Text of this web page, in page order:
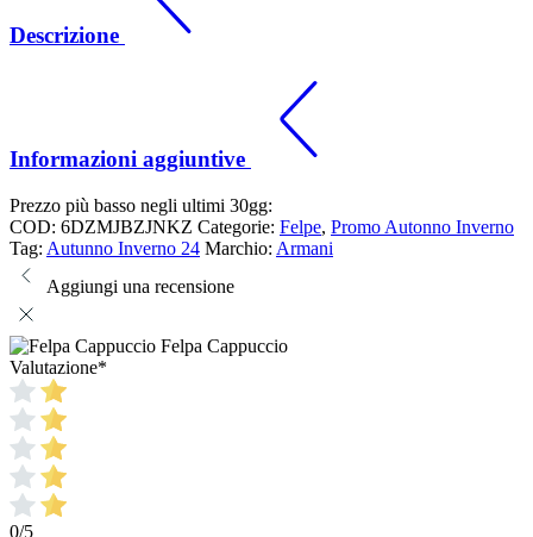
Descrizione
Informazioni aggiuntive
Prezzo più basso negli ultimi 30gg:
COD: 6DZMJBZJNKZ Categorie: Felpe, Promo Autonno Inverno
Tag: Autunno Inverno 24 Marchio: Armani
Aggiungi una recensione
Felpa Cappuccio
Valutazione*
0/5